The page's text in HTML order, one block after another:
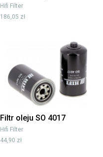
Hifi Filter
186,05 zł
Filtr oleju SO 4017
Hifi Filter
44,90 zł